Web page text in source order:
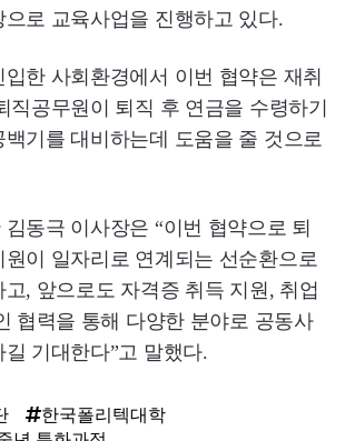
로 교육사업을 진행하고 있다.
한 사회환경에서 이번 협약은 재취
직공무원이 퇴직 후 연금을 수령하기
기를 대비하는데 도움을 줄 것으로
동극 이사장은 “이번 협약으로 퇴
이 일자리로 연계되는 선순환으로
, 앞으로도 자격증 취득 지원, 취업
협력을 통해 다양한 분야로 공동사
기대한다”고 말했다.
한국폴리텍대학